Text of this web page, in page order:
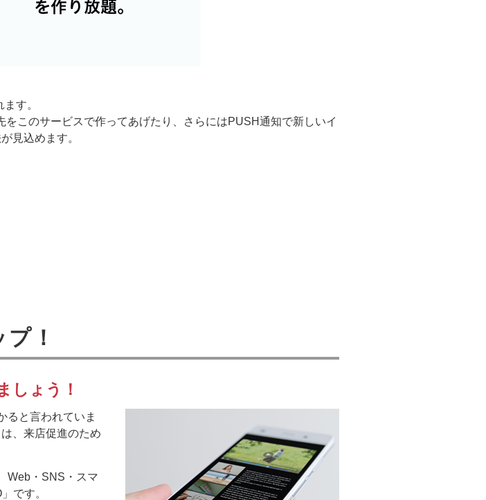
す。
このサービスで作ってあげたり、さらにはPUSH通知で新しいイ
見込めます。
！
しょう！
ると言われていま
、来店促進のため
Web・SNS・スマ
です。